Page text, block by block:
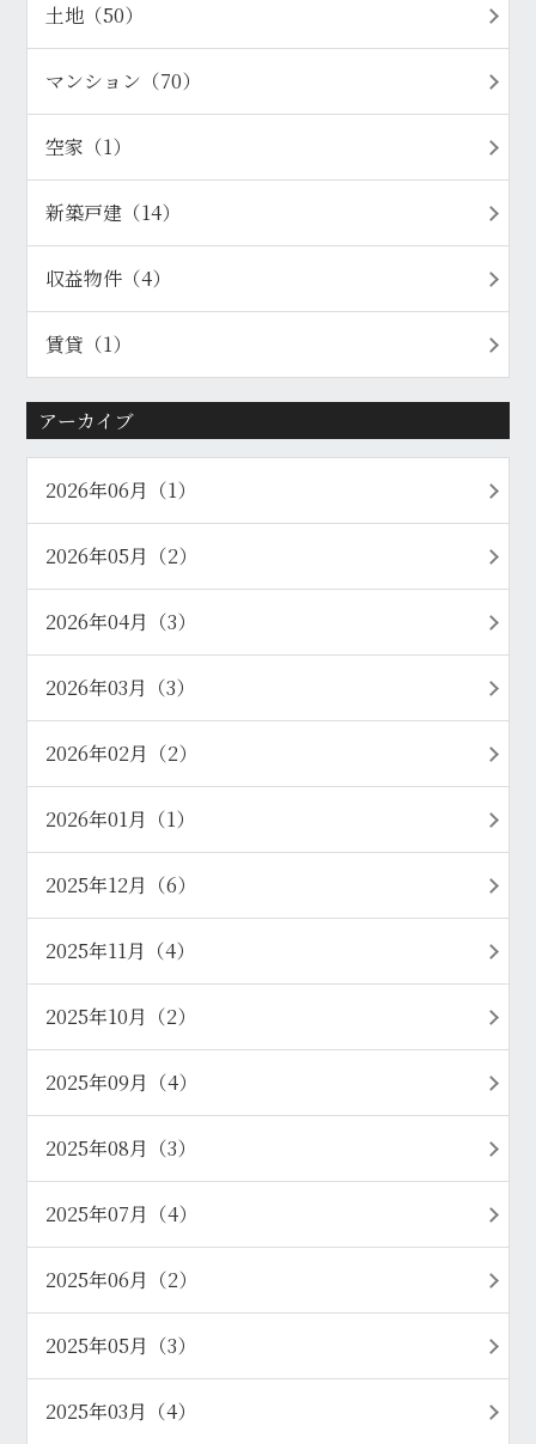
土地（50）
マンション（70）
空家（1）
新築戸建（14）
収益物件（4）
賃貸（1）
アーカイブ
2026年06月（1）
2026年05月（2）
2026年04月（3）
2026年03月（3）
2026年02月（2）
2026年01月（1）
2025年12月（6）
2025年11月（4）
2025年10月（2）
2025年09月（4）
2025年08月（3）
2025年07月（4）
2025年06月（2）
2025年05月（3）
2025年03月（4）